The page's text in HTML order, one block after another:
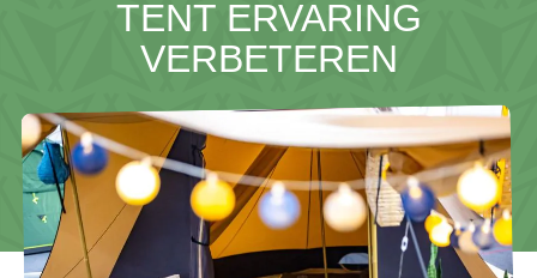
TENT ERVARING
VERBETEREN